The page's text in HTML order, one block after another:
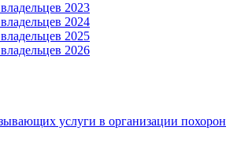
2023
2024
2025
2026
услуги в организации похорон